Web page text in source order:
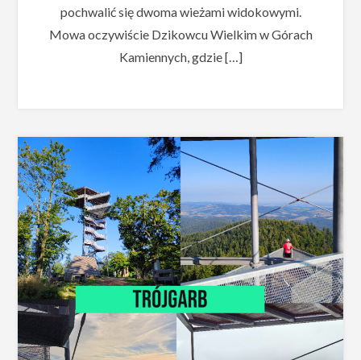
pochwalić się dwoma wieżami widokowymi.
Mowa oczywiście Dzikowcu Wielkim w Górach
Kamiennych, gdzie […]